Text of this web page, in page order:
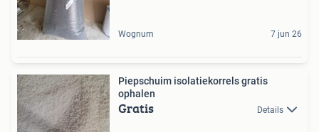
Wognum 7 jun 26
Piepschuim isolatiekorrels gratis
ophalen
Gratis Details